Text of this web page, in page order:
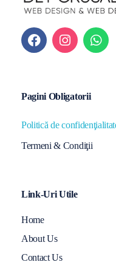
Pagini Obligatorii
Politică de
Termeni & Condiţii
Link-Uri Utile
Home
About Us
Contact Us